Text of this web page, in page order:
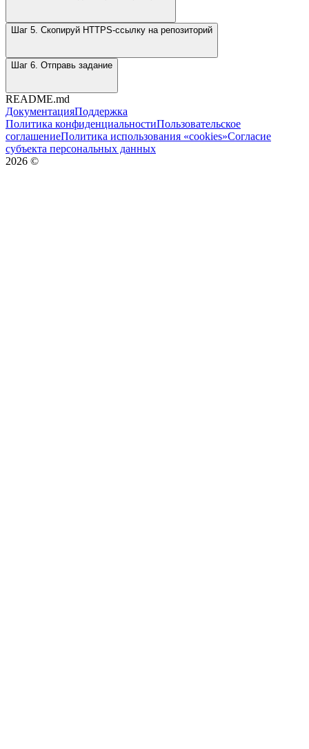
Шаг 5. Скопируй HTTPS-ссылку на репозиторий
Шаг 6. Отправь задание
README.md
ДокументацияПоддержка
Политика конфиденциальностиПользовательское
соглашениеПолитика использования «cookies»Согласие
субъекта персональных данных
2026 ©